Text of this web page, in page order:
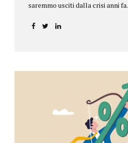
saremmo usciti dalla crisi anni fa.